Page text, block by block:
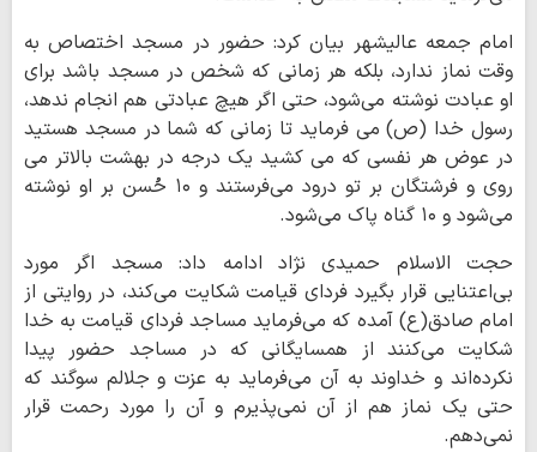
امام جمعه عالیشهر بیان کرد: حضور در مسجد اختصاص به
وقت نماز ندارد، بلکه هر زمانی که شخص در مسجد باشد برای
او عبادت نوشته می‌شود، حتی اگر هیچ عبادتی هم انجام ندهد،
رسول خدا (ص) می فرماید تا زمانی که شما در مسجد هستید
در عوض هر نفسی که می کشید یک درجه در بهشت بالاتر می
روی و فرشتگان بر تو درود می‌فرستند و ۱۰ حُسن بر او نوشته
می‌شود و ۱۰ گناه پاک می‌شود.
حجت الاسلام حمیدی نژاد ادامه داد: مسجد اگر مورد
بی‌اعتنایی قرار بگیرد فردای قیامت شکایت می‌کند، در روایتی از
امام صادق(ع) آمده که می‌فرماید مساجد فردای قیامت به خدا
شکایت می‌کنند از همسایگانی که در مساجد حضور پیدا
نکرده‌اند و خداوند به آن می‌فرماید به عزت و جلالم سوگند که
حتی یک نماز هم از آن نمی‌پذیرم و آن را مورد رحمت قرار
نمی‌دهم.